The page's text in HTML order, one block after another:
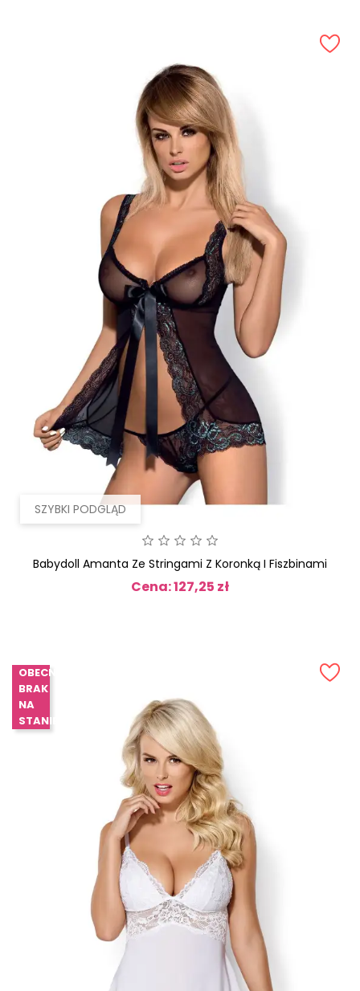
SZYBKI PODGLĄD
Babydoll Amanta Ze Stringami Z Koronką I Fiszbinami
Cena: 127,25 zł
OBECNIE
BRAK
NA
STANIE